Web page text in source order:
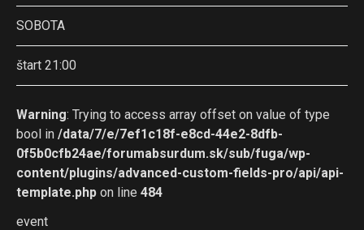
SOBOTA
štart 21:00
Warning: Trying to access array offset on value of type
bool in /data/7/e/7ef1c18f-e8cd-44e2-8dfb-
0f5b0cfb24ae/forumabsurdum.sk/sub/fuga/wp-
content/plugins/advanced-custom-fields-pro/api/api-
template.php on line 484
event